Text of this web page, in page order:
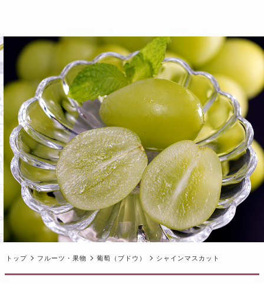
トップ フルーツ・果物 葡萄（ブドウ） シャインマスカット